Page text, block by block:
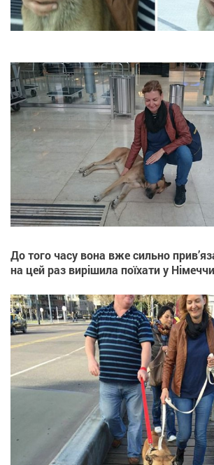
До того часу вона вже сильно
на цей раз вирішила поїхати у